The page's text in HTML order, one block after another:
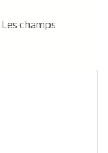
Les champs